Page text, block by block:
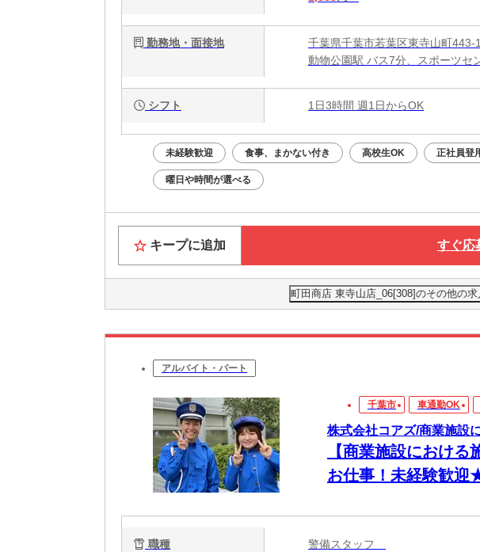
勤務地・面接地
千葉県千葉市若葉区東寺山町443-1
動物公園駅 バス7分、スポーツセ
シフト 1日3時間 週1日からOK
未経験歓迎 食事、まかない付き 高校生OK 正社員登
曜日や時間が選べる
キープに追加 すぐ応
町田商店 東寺山店_06[308]のその他の求
アルバイト・パート
千葉市 車通勤OK
株式会社コアズ/商業施設
【商業施設におけ
お仕事！未経験歓迎
職種 警備スタッフ